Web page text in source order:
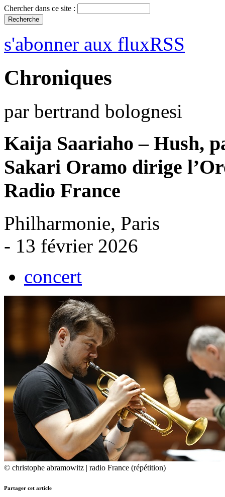
Chercher dans ce site :
s'abonner aux fluxRSS
Chroniques
par bertrand bolognesi
Kaija Saariaho – Hush,
Sakari Oramo dirige
Radio France
Philharmonie, Paris
- 13 février 2026
concert
© christophe abramowitz | radio France (répétition)
Partager cet article